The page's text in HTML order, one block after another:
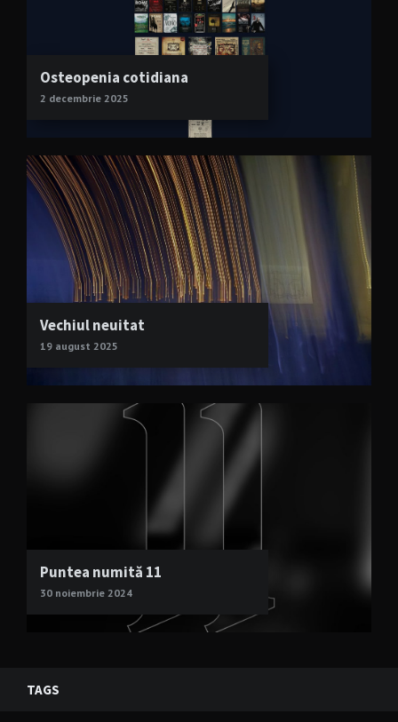
Osteopenia cotidiana
2 decembrie 2025
Vechiul neuitat
19 august 2025
Puntea numită 11
30 noiembrie 2024
TAGS